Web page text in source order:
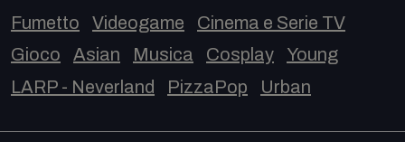
Fumetto Videogame
Cinema e Serie TV
Gioco
Asian Musica Cosplay
Young
LARP - Neverland
PizzaPop Urban